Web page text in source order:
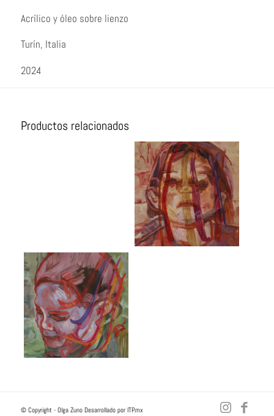
Acrílico y óleo sobre lienzo
Turín, Italia
2024
Productos relacionados
Fragmentos
entrelazados II
Fragmentos
entrelazados I
© Copyright - Olga Zuno Desarrollado por ITP.mx